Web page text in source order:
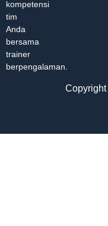
kompetensi
tim
Anda
bersama
trainer
berpengalaman.